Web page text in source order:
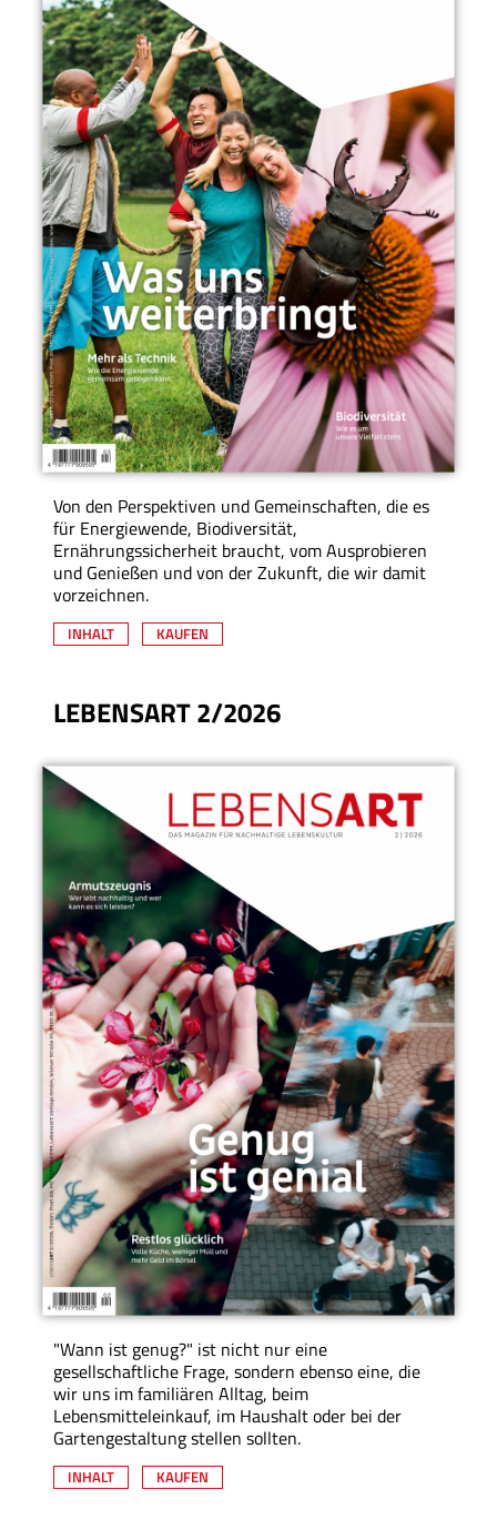
Von den Perspektiven und Gemeinschaften, die es
für Energiewende, Biodiversität,
Ernährungssicherheit braucht, vom Ausprobieren
und Genießen und von der Zukunft, die wir damit
vorzeichnen.
INHALT KAUFEN
LEBENSART 2/2026
"Wann ist genug?" ist nicht nur eine
gesellschaftliche Frage, sondern ebenso eine, die
wir uns im familiären Alltag, beim
Lebensmitteleinkauf, im Haushalt oder bei der
Gartengestaltung stellen sollten.
INHALT KAUFEN